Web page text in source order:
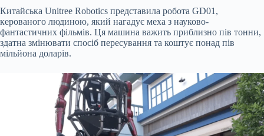
Китайська Unitree Robotics представила робота GD01,
керованого людиною, який нагадує меха з науково-
фантастичних фільмів. Ця машина важить приблизно пів тонни,
здатна змінювати спосіб пересування та коштує понад пів
мільйона доларів.